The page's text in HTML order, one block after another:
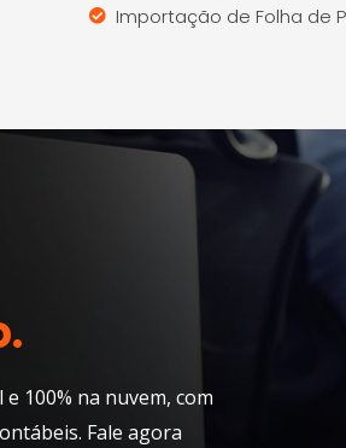
Importação de Folha de
100% na nuvem, com
Fale agora